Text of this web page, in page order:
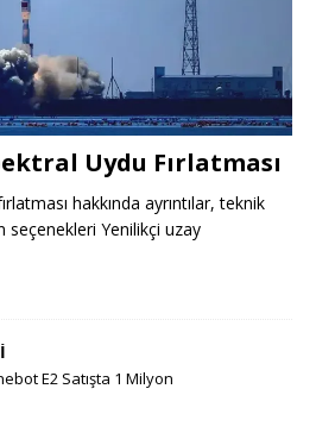
Uydu Fırlatması
hakkında ayrıntılar, teknik
seçenekleri Yenilikçi uzay
E2 Satışta 1 Milyon